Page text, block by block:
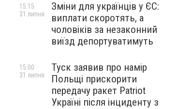
Зміни для українців у ЄС:
виплати скоротять, а
чоловіків за незаконний
виїзд депортуватимуть
15:15
31 липня
Туск заявив про намір
Польщі прискорити
передачу ракет Patriot
Україні після інциденту з
15:00
31 липня